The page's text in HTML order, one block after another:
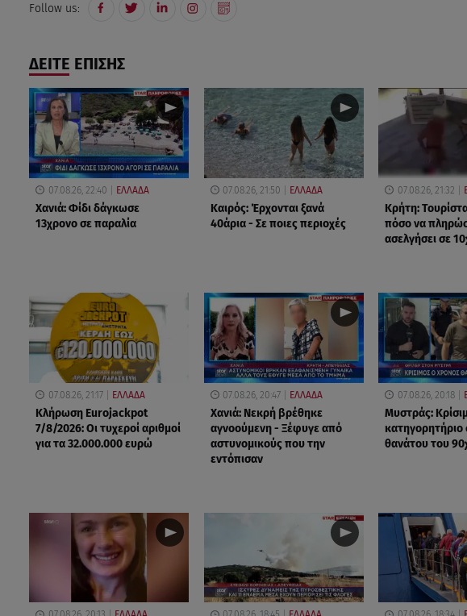
Follow us:
ΔΕΙΤΕ ΕΠΙΣΗΣ
07.08.26, 22:40 ΕΛΛΑΔΑ
Χανιά: Φίδι δάγκωσε
13χρονο σε παραλία
07.08.26, 21:50 ΕΛΛΑΔΑ
Καιρός: Έρχονται ξανά
40άρια - Σε ποιες περιοχές
07.08.26, 21:32
Κρήτη:
πόσο να
ασελγήσει σε
07.08.26, 21:17 ΕΛΛΑΔΑ
Κλήρωση Eurojackpot
7/8/2026: Οι τυχεροί αριθμοί
για τα 32.000.000 ευρώ
07.08.26, 20:47 ΕΛΛΑΔΑ
Χανιά: Νεκρή βρέθηκε
αγνοούμενη - Ξέφυγε από
αστυνομικούς που την
εντόπισαν
07.08.26, 20:18
Μυστράς:
κατηγορητήριο
θανάτου του